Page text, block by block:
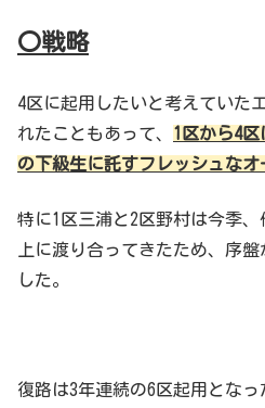
〇戦略
4区に起用したいと考えていた
れたこともあって、 1区から4
の下級生に託すフレッシュなオ
特に1区三浦と2区野村は今季
上に渡り合ってきたため、序
した。
復路は3年連続の6区起用とな